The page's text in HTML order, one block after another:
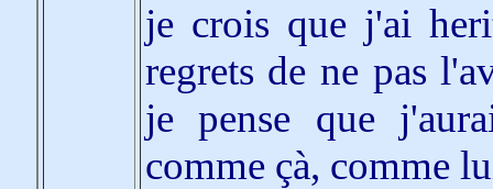
je crois que j'ai
regrets de ne pas
je pense que
comme çà, comme